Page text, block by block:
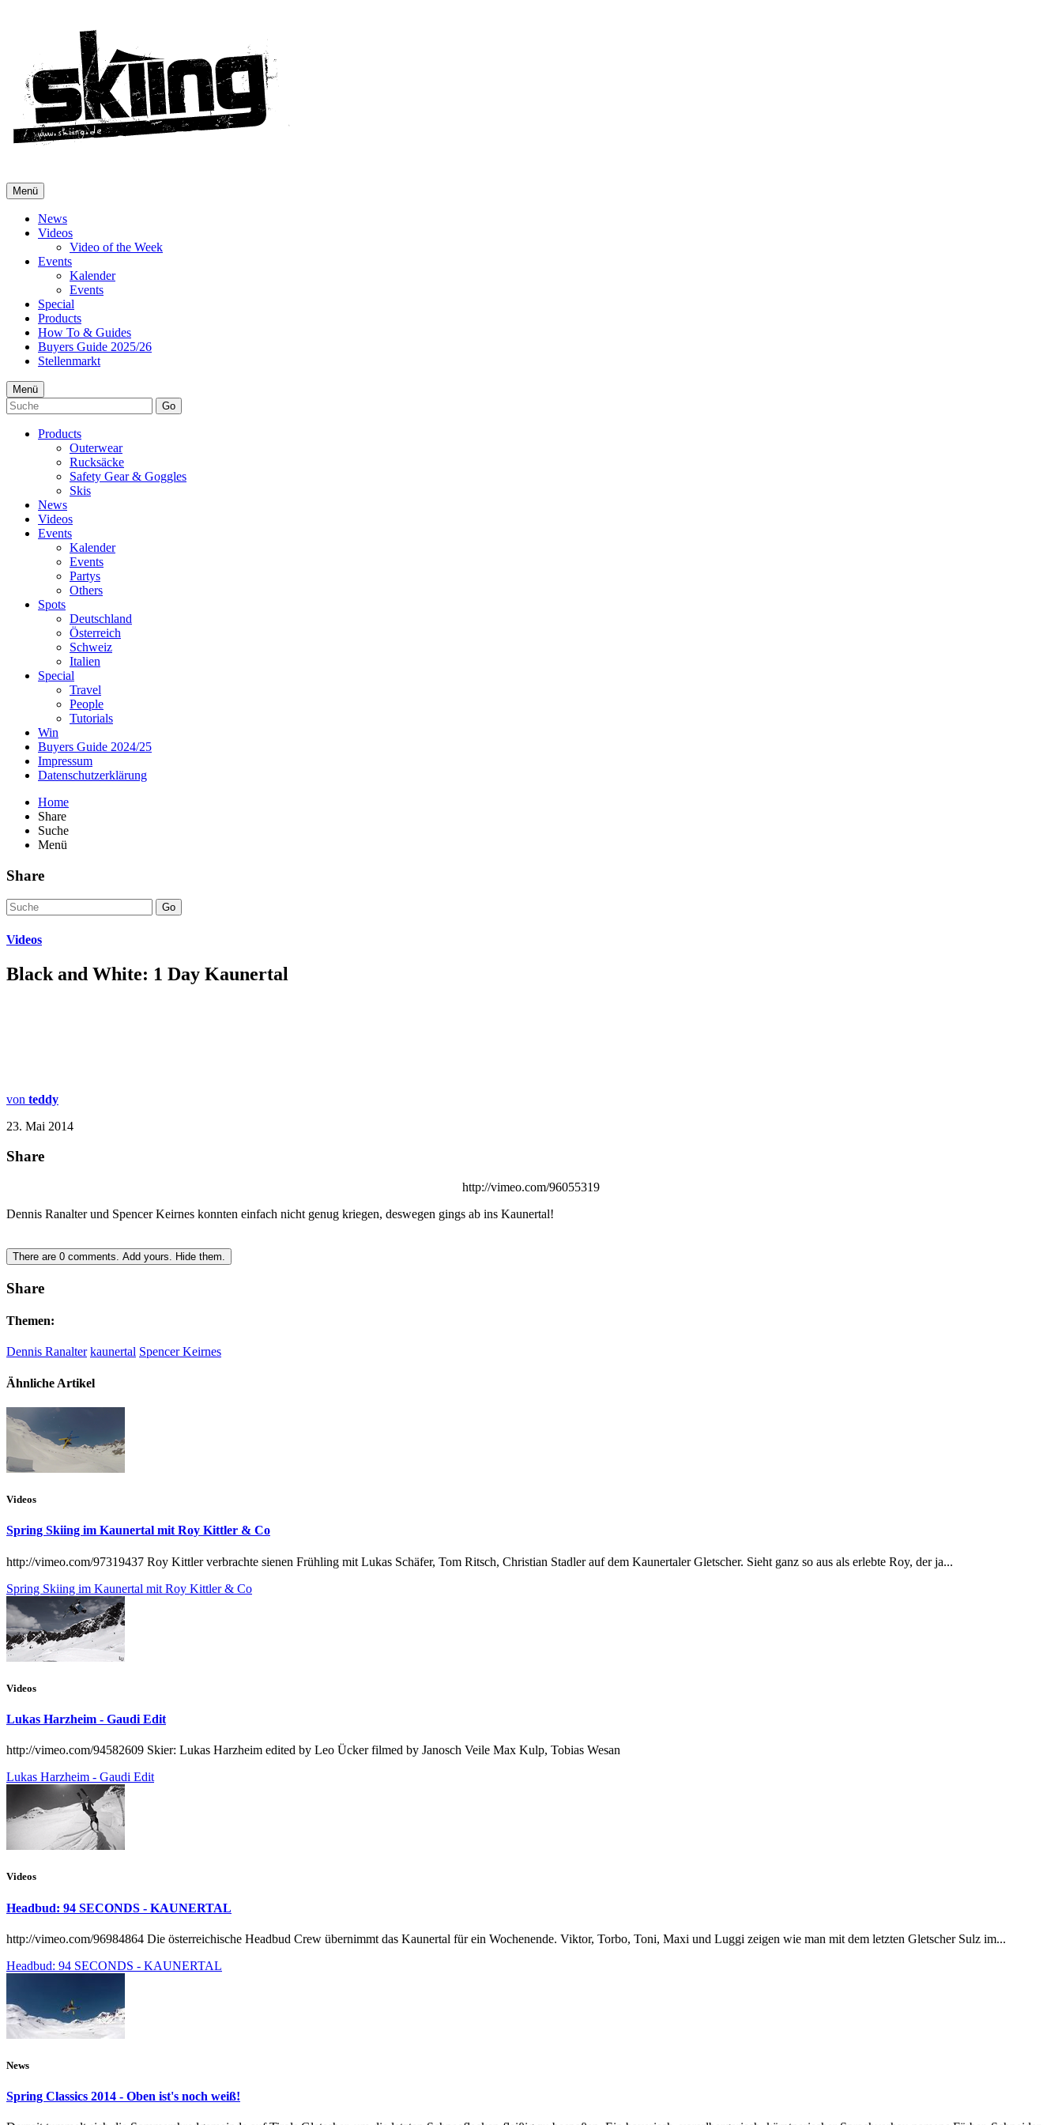
Menü
News
Videos
Video of the Week
Events
Kalender
Events
Special
Products
How To & Guides
Buyers Guide 2025/26
Stellenmarkt
Menü
Go
Products
Outerwear
Rucksäcke
Safety Gear & Goggles
Skis
News
Videos
Events
Kalender
Events
Partys
Others
Spots
Deutschland
Österreich
Schweiz
Italien
Special
Travel
People
Tutorials
Win
Buyers Guide 2024/25
Impressum
Datenschutzerklärung
Home
Share
Suche
Menü
Share
Go
Videos
Black and White: 1 Day Kaunertal
von teddy
23. Mai 2014
Share
http://vimeo.com/96055319
Dennis Ranalter und Spencer Keirnes konnten einfach nicht genug kriegen, deswegen gings ab ins Kaunertal!
There are 0 comments. Add yours. Hide them.
Share
Themen:
Dennis Ranalter kaunertal Spencer Keirnes
Ähnliche Artikel
Videos
Spring Skiing im Kaunertal mit Roy Kittler & Co
http://vimeo.com/97319437 Roy Kittler verbrachte sienen Frühling mit Lukas Schäfer, Tom Ritsch, Christian Stadler auf dem Kaunertaler Gletscher. Sieht ganz so aus als erlebte Roy, der ja...
Spring Skiing im Kaunertal mit Roy Kittler & Co
Videos
Lukas Harzheim - Gaudi Edit
http://vimeo.com/94582609 Skier: Lukas Harzheim edited by Leo Ücker filmed by Janosch Veile Max Kulp, Tobias Wesan
Lukas Harzheim - Gaudi Edit
Videos
Headbud: 94 SECONDS - KAUNERTAL
http://vimeo.com/96984864 Die österreichische Headbud Crew übernimmt das Kaunertal für ein Wochenende. Viktor, Torbo, Toni, Maxi und Luggi zeigen wie man mit dem letzten Gletscher Sulz im...
Headbud: 94 SECONDS - KAUNERTAL
News
Spring Classics 2014 - Oben ist's noch weiß!